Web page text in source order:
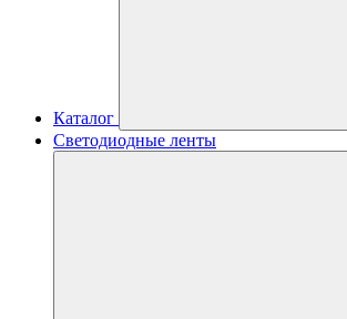
Каталог
Светодиодные ленты